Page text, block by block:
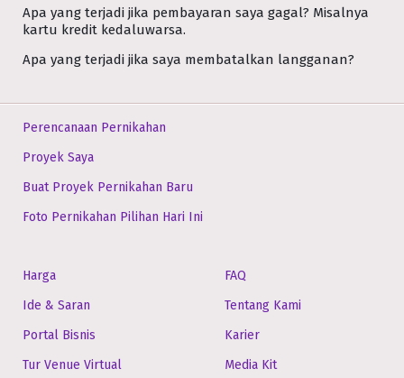
Apa yang terjadi jika pembayaran saya gagal? Misalnya
kartu kredit kedaluwarsa.
Apa yang terjadi jika saya membatalkan langganan?
Perencanaan Pernikahan
Proyek Saya
Buat Proyek Pernikahan Baru
Foto Pernikahan Pilihan Hari Ini
Harga
Ide & Saran
Portal Bisnis
Tur Venue Virtual
FAQ
Tentang Kami
Karier
Media Kit